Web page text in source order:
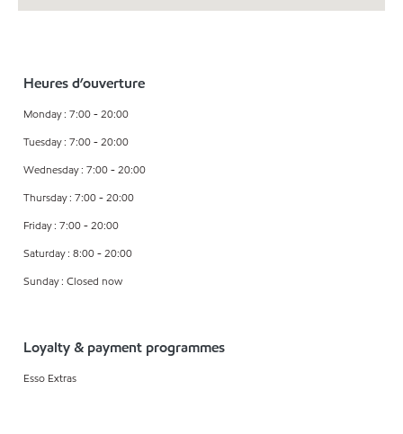
Heures d’ouverture
Monday : 7:00 - 20:00
Tuesday : 7:00 - 20:00
Wednesday : 7:00 - 20:00
Thursday : 7:00 - 20:00
Friday : 7:00 - 20:00
Saturday : 8:00 - 20:00
Sunday : Closed now
Loyalty & payment programmes
Esso Extras